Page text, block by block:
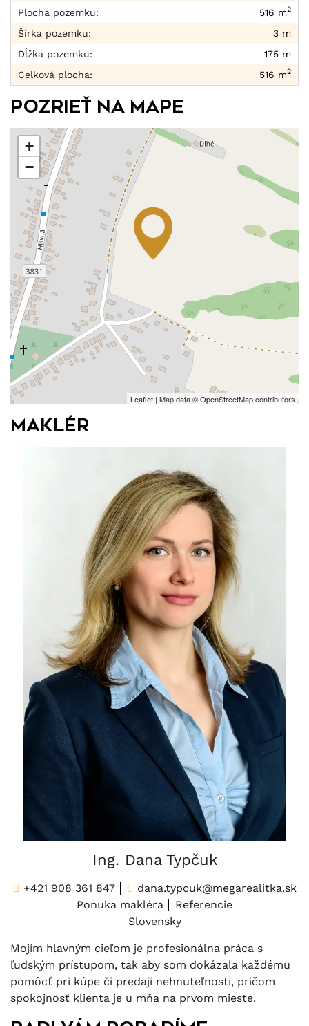
Plocha pozemku:
516 m2
Šírka pozemku:
3 m
Dĺžka pozemku:
175 m
Celková plocha:
516 m2
Pozrieť na mape
+
−
Leaflet | Map data ©OpenStreetMapcontributors
Maklér
Ing. Dana Typčuk
+421 908 361 847
dana.typcuk@megarealitka.sk
Ponuka makléra
Referencie
Slovensky
Mojím hlavným cieľom je profesionálna práca s
ľudským prístupom, tak aby som dokázala každému
pomôcť pri kúpe či predaji nehnuteľnosti, pričom
spokojnosť klienta je u mňa na prvom mieste.